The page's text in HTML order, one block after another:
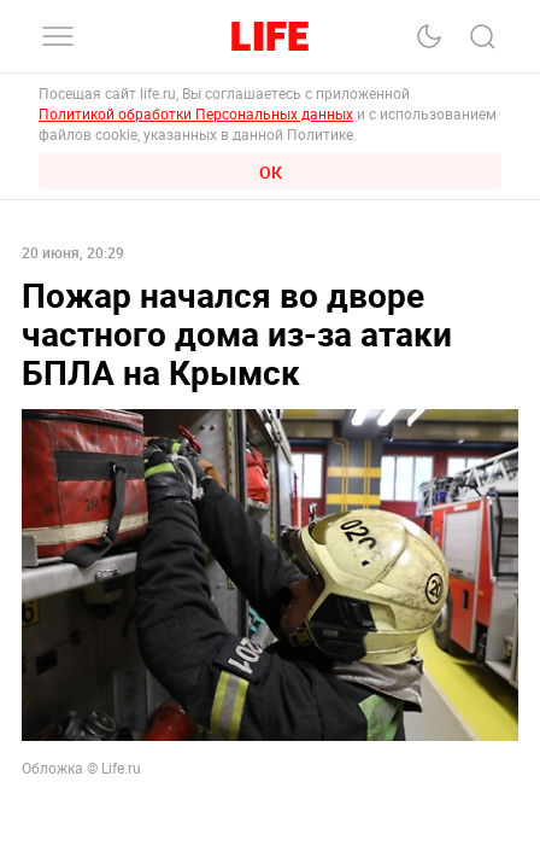
Посещая сайт life.ru, Вы соглашаетесь с приложенной
Политикой обработки Персональных данных и с использованием
файлов cookie, указанных в данной Политике.
ОК
20 июня, 20:29
Пожар начался во дворе
частного дома из-за атаки
БПЛА на Крымск
Обложка © Life.ru